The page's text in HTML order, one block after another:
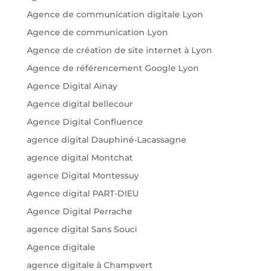
Agence de communication digitale Lyon
Agence de communication Lyon
Agence de création de site internet à Lyon
Agence de référencement Google Lyon
Agence Digital Ainay
Agence digital bellecour
Agence Digital Confluence
agence digital Dauphiné-Lacassagne
agence digital Montchat
agence Digital Montessuy
Agence digital PART-DIEU
Agence Digital Perrache
agence digital Sans Souci
Agence digitale
agence digitale à Champvert